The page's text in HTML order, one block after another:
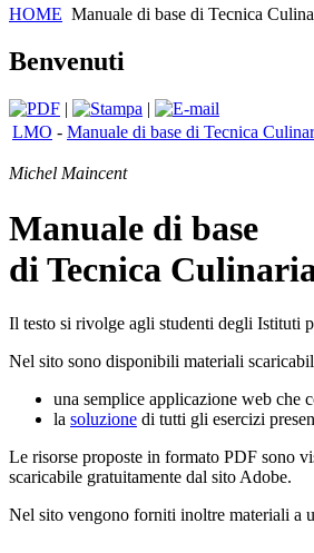
HOME Manuale di base di Tecnica
Benvenuti
|
|
LMO - Manuale di base di Tecnica
Michel Maincent
Manuale di base
di Tecnica
Il testo si rivolge agli studenti degli Istituti
Nel sito sono disponibili materiali
una semplice applicazione web che
la soluzione di tutti gli esercizi
Le risorse proposte in formato PDF sono
scaricabile gratuitamente dal sito Adobe.
Nel sito vengono forniti inoltre materiali a